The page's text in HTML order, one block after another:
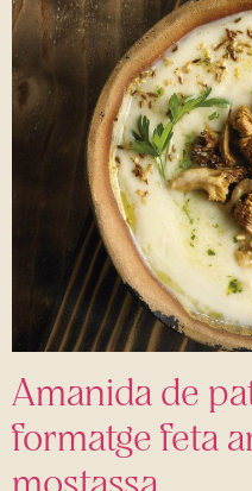
Amanida de
formatge feta
mostassa